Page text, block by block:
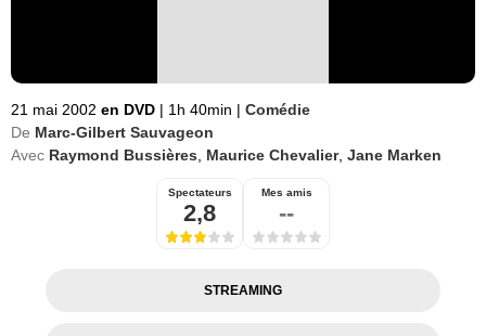
21 mai 2002 en DVD | 1h 40min | Comédie
De Marc-Gilbert Sauvageon
Avec Raymond Bussières Maurice Chevalier, Jane Marken
Spectateurs
2,8
Mes amis
--
STREAMING